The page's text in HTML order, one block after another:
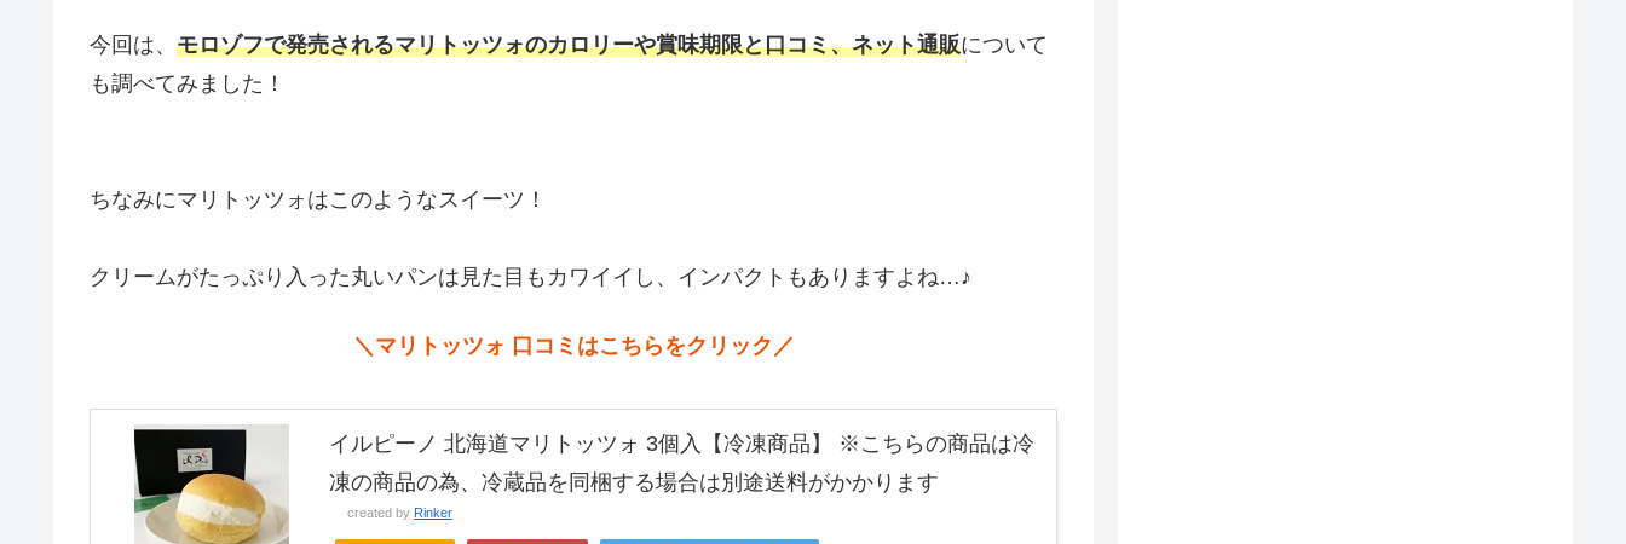
今回は、 モロゾフで発売されるマリトッツォのカロリーや賞味期限と口コミ、ネット通販について
も調べてみました！
ちなみにマリトッツォはこのようなスイーツ！
クリームがたっぷり入った丸いパンは見た目もカワイイし、インパクトもありますよね…♪
＼マリトッツォ 口コミはこちらをクリック／
イルピーノ 北海道マリトッツォ 3個入【冷凍商品】 ※こちらの商品は冷
凍の商品の為、冷蔵品を同梱する場合は別途送料がかかります
created by Rinker